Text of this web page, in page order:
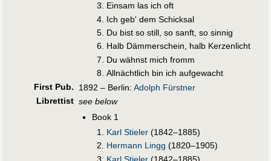
Einsam las ich oft
Ich geb' dem Schicksal
Du bist so still, so sanft, so sinnig
Halb Dämmerschein, halb Kerzenlicht
Du wähnst mich fromm
Allnächtlich bin ich aufgewacht
First Pub. 1892 – Berlin: Adolph Fürstner
Librettist see below
Book 1
Karl Stieler (1842–1885)
Hermann Lingg (1820–1905)